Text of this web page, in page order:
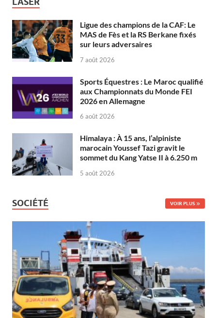
Ligue des champions de la CAF: Le
MAS de Fès et la RS Berkane fixés
sur leurs adversaires
7 août 2026
Sports Équestres : Le Maroc qualifié
aux Championnats du Monde FEI
2026 en Allemagne
6 août 2026
Himalaya : À 15 ans, l’alpiniste
marocain Youssef Tazi gravit le
sommet du Kang Yatse II à 6.250 m
5 août 2026
SOCIÉTÉ VOIR PLUS